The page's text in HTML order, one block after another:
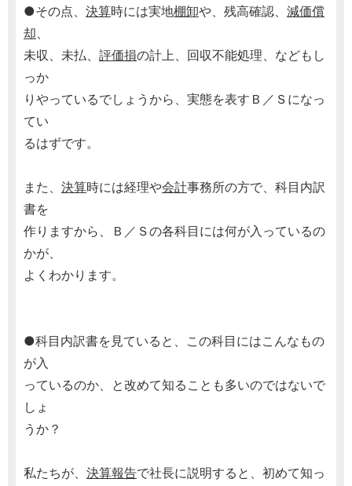
●その点、 決算時には実地棚卸や、残高確認、 減価償
却、
未収、未払、 評価損の計上、回収不能処理、などもし
っか
りやっているでしょうから、実態を表すＢ／Ｓになっ
てい
るはずです。
また、 決算時には経理や会計事務所の方で、科目内訳
書を
作りますから、Ｂ／Ｓの各科目には何が入っているの
かが、
よくわかります。
●科目内訳書を見ていると、この科目にはこんなもの
が入
っているのか、と改めて知ることも多いのではないで
しょ
うか？
私たちが、 決算報告で社長に説明すると、初めて知っ